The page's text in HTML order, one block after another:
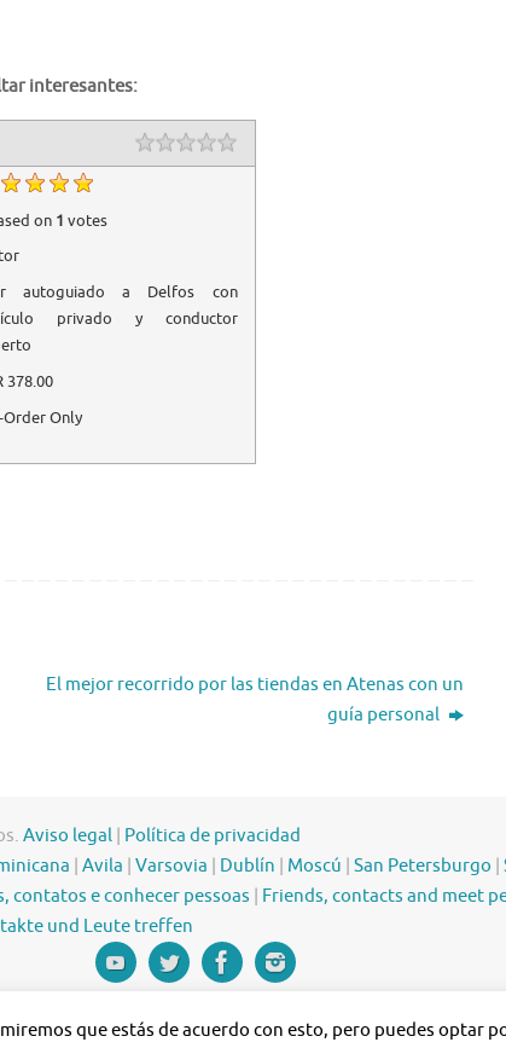
interesantes:
on 1 votes
autoguiado a Delfos con
privado y conductor
378.00
Order Only
El mejor recorrido por las tiendas en Atenas con un
guía personal
Aviso legal Política de privacidad
Avila Varsovia Dublín Moscú San Petersburgo
contatos e conhecer pessoas Friends, contacts and meet
und Leute treffen
que estás de acuerdo con esto, pero puedes optar